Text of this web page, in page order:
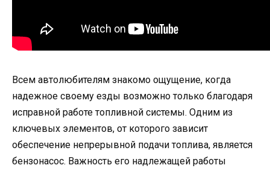
Всем автолюбителям знакомо ощущение, когда
надежное своему езды возможно только благодаря
исправной работе топливной системы. Одним из
ключевых элементов, от которого зависит
обеспечение непрерывной подачи топлива, является
бензонасос. Важность его надлежащей работы